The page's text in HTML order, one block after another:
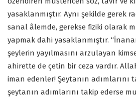
yasaklanmıştır. Aynı şekilde gerek
sanal âlemde, gerekse fiziki olarak
yapmak dahi yasaklanmıştır.
şeylerin yayılmasını arzulayan
ahirette de çetin bir ceza vardır.
iman edenler! Şeytanın adımlarını
şeytanın adımlarını takip ederse